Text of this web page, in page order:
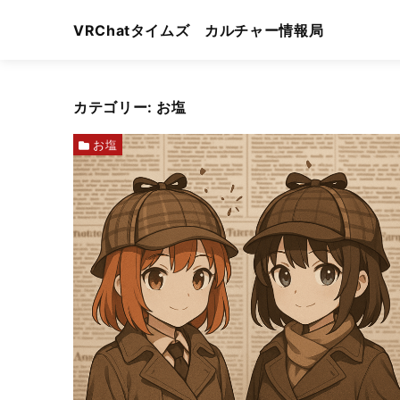
VRChatタイムズ カルチャー情報局
カテゴリー: お塩
お塩